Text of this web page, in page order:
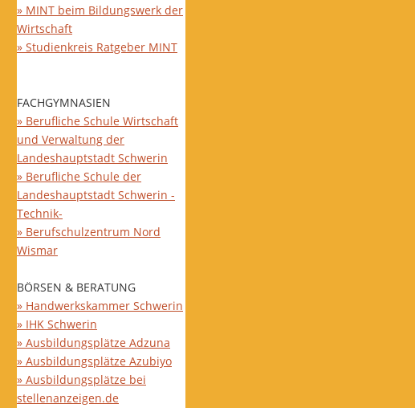
» MINT beim Bildungswerk der
Wirtschaft
» Studienkreis Ratgeber MINT
FACHGYMNASIEN
» Berufliche Schule Wirtschaft
und Verwaltung der
Landeshauptstadt Schwerin
» Berufliche Schule der
Landeshauptstadt Schwerin -
Technik-
» Berufschulzentrum Nord
Wismar
BÖRSEN & BERATUNG
» Handwerkskammer Schwerin
» IHK Schwerin
» Ausbildungsplätze Adzuna
» Ausbildungsplätze Azubiyo
» Ausbildungsplätze bei
stellenanzeigen.de